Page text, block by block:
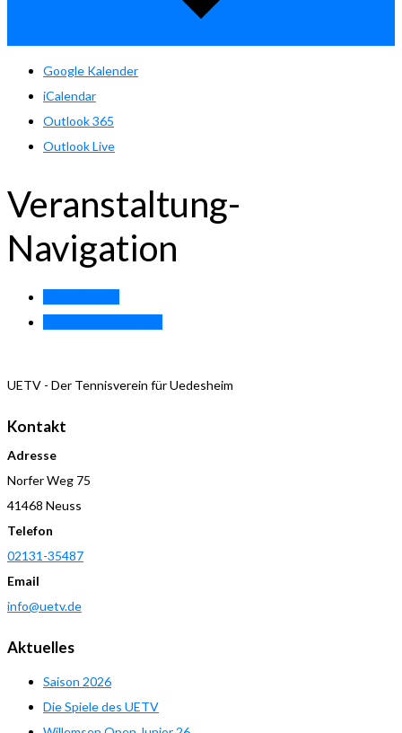
Google Kalender
iCalendar
Outlook 365
Outlook Live
Veranstaltung-
Navigation
UETV - Der Tennisverein für Uedesheim
Kontakt
Adresse
Norfer Weg 75
41468 Neuss
Telefon
02131-35487
Email
info@uetv.de
Aktuelles
Saison 2026
Die Spiele des UETV